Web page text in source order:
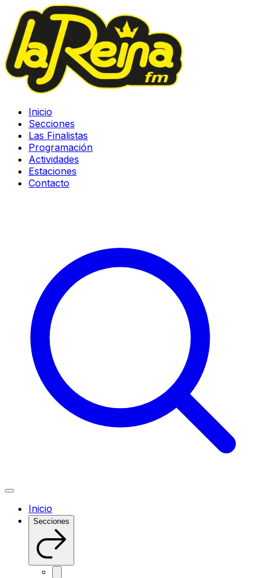
Inicio
Secciones
Las Finalistas
Programación
Actividades
Estaciones
Contacto
Inicio
Secciones